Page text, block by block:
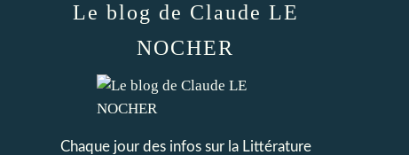
Le blog de Claude LE
NOCHER
Chaque jour des infos sur la Littérature